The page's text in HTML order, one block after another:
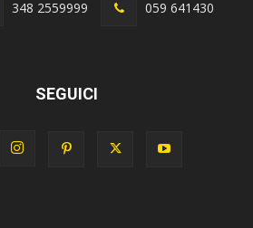
348 2559999 059 641430
SEGUICI